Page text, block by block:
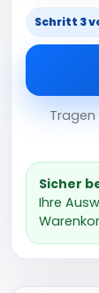
Schritt 3
Tragen
Sicher
Ihre